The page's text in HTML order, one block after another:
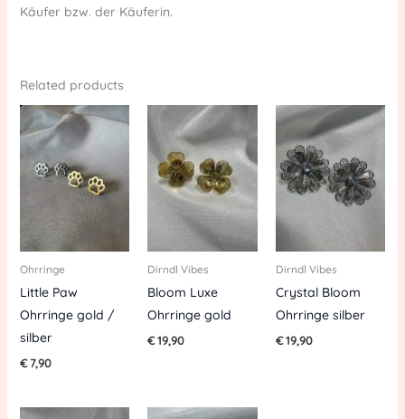
Käufer bzw. der Käuferin.
Related products
Ohrringe
Little Paw
Ohrringe gold /
silber
€7,90
Dirndl Vibes
Bloom Luxe
Ohrringe gold
€19,90
Dirndl Vibes
Crystal Bloom
Ohrringe silber
€19,90